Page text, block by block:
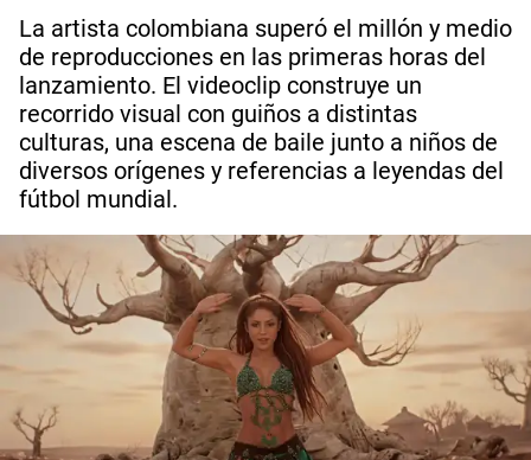
La artista colombiana superó el millón y medio
de reproducciones en las primeras horas del
lanzamiento. El videoclip construye un
recorrido visual con guiños a distintas
culturas, una escena de baile junto a niños de
diversos orígenes y referencias a leyendas del
fútbol mundial.